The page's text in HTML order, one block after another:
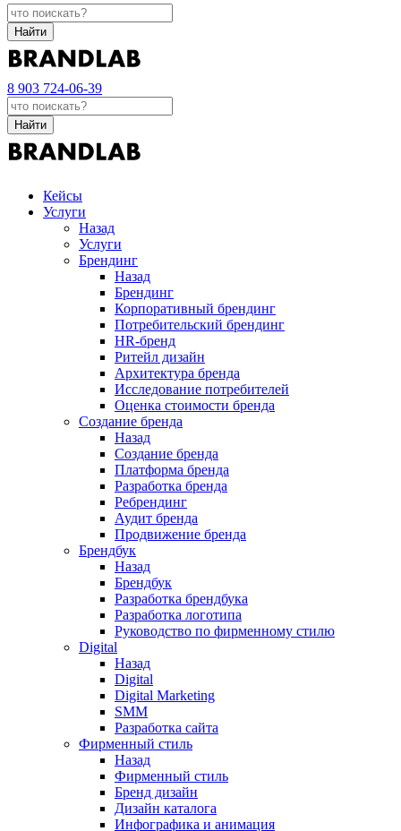
Найти
8 903 724-06-39
Найти
Кейсы
Услуги
Назад
Услуги
Брендинг
Назад
Брендинг
Корпоративный брендинг
Потребительский брендинг
НR-бренд
Ритейл дизайн
Архитектура бренда
Исследование потребителей
Оценка стоимости бренда
Создание бренда
Назад
Создание бренда
Платформа бренда
Разработка бренда
Ребрендинг
Аудит бренда
Продвижение бренда
Брендбук
Назад
Брендбук
Разработка брендбука
Разработка логотипа
Руководство по фирменному стилю
Digital
Назад
Digital
Digital Marketing
SMM
Разработка сайта
Фирменный стиль
Назад
Фирменный стиль
Бренд дизайн
Дизайн каталога
Инфографика и анимация